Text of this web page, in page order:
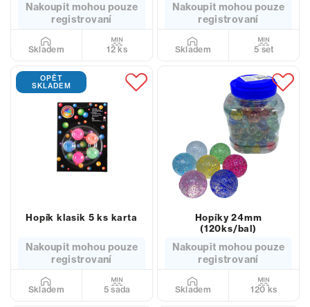
Nakoupit mohou pouze
registrovaní
Skladem 12 ks
Nakoupit mohou pouze
registrovaní
Skladem 5 set
OPĚT
SKLADEM
Hopík klasik 5 ks karta
Nakoupit mohou pouze
registrovaní
Skladem 5 sada
Hopíky 24mm
(120ks/bal)
Nakoupit mohou pouze
registrovaní
Skladem 120 ks